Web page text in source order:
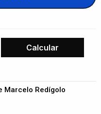
Marcelo Redígolo